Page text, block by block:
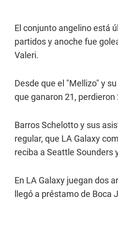
El conjunto angelino está
partidos y anoche fue
Valeri.
Desde que el "Mellizo" y
que ganaron 21,
Barros Schelotto y sus
regular, que LA Galaxy
reciba a Seattle Sounders
En LA Galaxy juegan dos
llegó a préstamo de